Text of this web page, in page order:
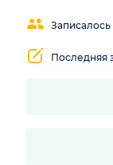
Записалось
Последняя